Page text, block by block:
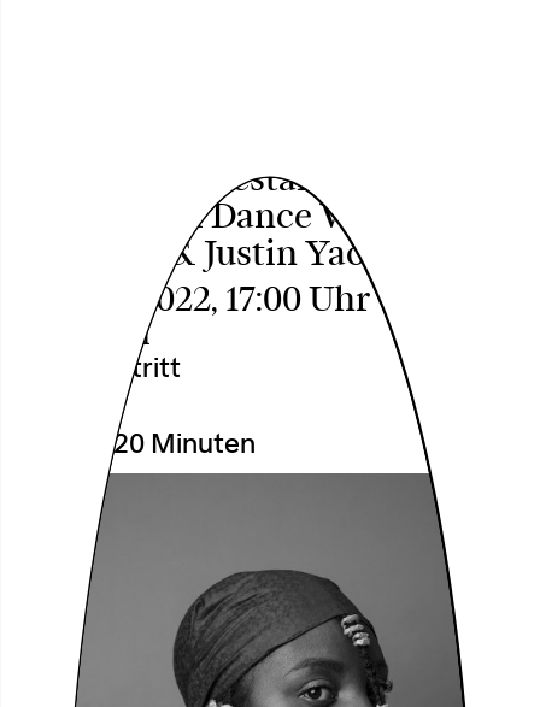
Mandjani – Westafrican
Tradtitional Dance Workshop
mit Jniifa & Justin Yao
So, 27.11.2022, 17:00 Uhr
Theatersaal
Freier Eintritt
Dauer: 120 Minuten